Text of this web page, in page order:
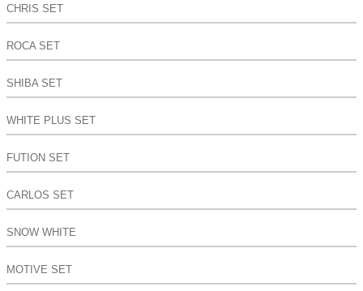
CHRIS SET
ROCA SET
SHIBA SET
WHITE PLUS SET
FUTION SET
CARLOS SET
SNOW WHITE
MOTIVE SET